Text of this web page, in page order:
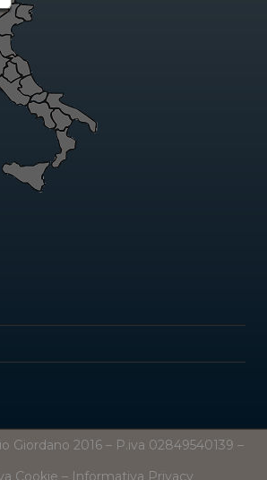
Giordano 2016 – P.iva 02849540139 –